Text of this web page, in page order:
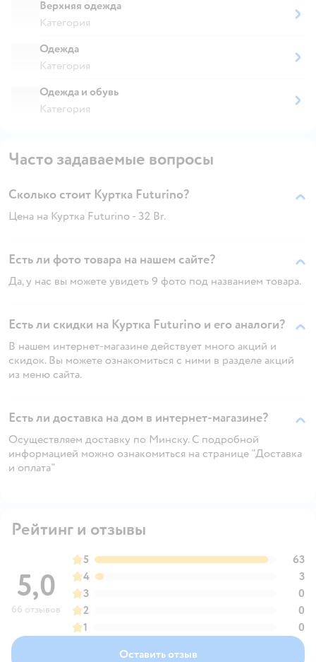
Верхняя одежда
Категория
Одежда
Категория
Одежда и обувь
Категория
Часто задаваемые вопросы
Сколько стоит Куртка Futurino?
Цена на Куртка Futurino - 32 Br.
Есть ли фото товара на нашем сайте?
Да, у нас вы можете увидеть 9 фото под названием товара.
Есть ли скидки на Куртка Futurino и его аналоги?
В нашем интернет-магазине действует много акций и
скидок. Вы можете ознакомиться с ними в разделе акций
из меню сайта.
Есть ли доставка на дом в интернет-магазине?
Осуществляем доставку по Минску. С подробной
информацией можно ознакомиться на странице "Доставка
и оплата"
Рейтинг и отзывы
5,0
66 отзывов
5
63
4
3
3
0
2
0
1
0
Оставить отзыв